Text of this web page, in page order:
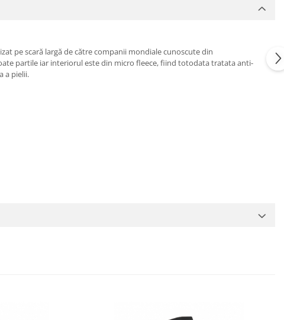
pe scară largă de către companii mondiale cunoscute din
partile iar interiorul este din micro fleece, fiind totodata tratata anti-
a pielii.